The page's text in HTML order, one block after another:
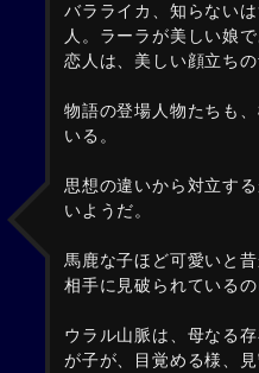
バラライカ、知らない
人。ラーラが美しい娘
恋人は、美しい顔立ちの
物語の登場人物たちも
いる。
思想の違いから対立す
いようだ。
馬鹿な子ほど可愛いと
相手に見破られている
ウラル山脈は、母なる
が子が、目覚める様、